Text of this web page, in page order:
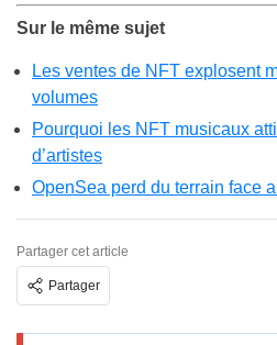
Sur le même sujet
Les ventes de NFT explosent
volumes
Pourquoi les NFT musicaux
d’artistes
OpenSea perd du terrain face
Partager cet article
Partager